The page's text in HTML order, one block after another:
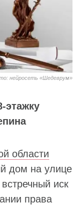
нейросеть «Шедеврум»
области
дом на улице
иск
права